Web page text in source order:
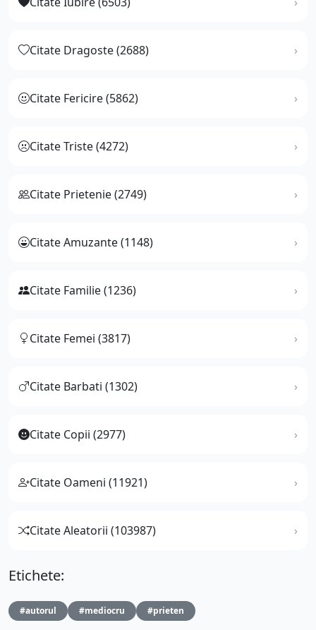
Citate Dragoste (2688)
Citate Fericire (5862)
Citate Triste (4272)
Citate Prietenie (2749)
Citate Amuzante (1148)
Citate Familie (1236)
Citate Femei (3817)
Citate Barbati (1302)
Citate Copii (2977)
Citate Oameni (11921)
Citate Aleatorii (103987)
Etichete:
#autorul #mediocru #prieten